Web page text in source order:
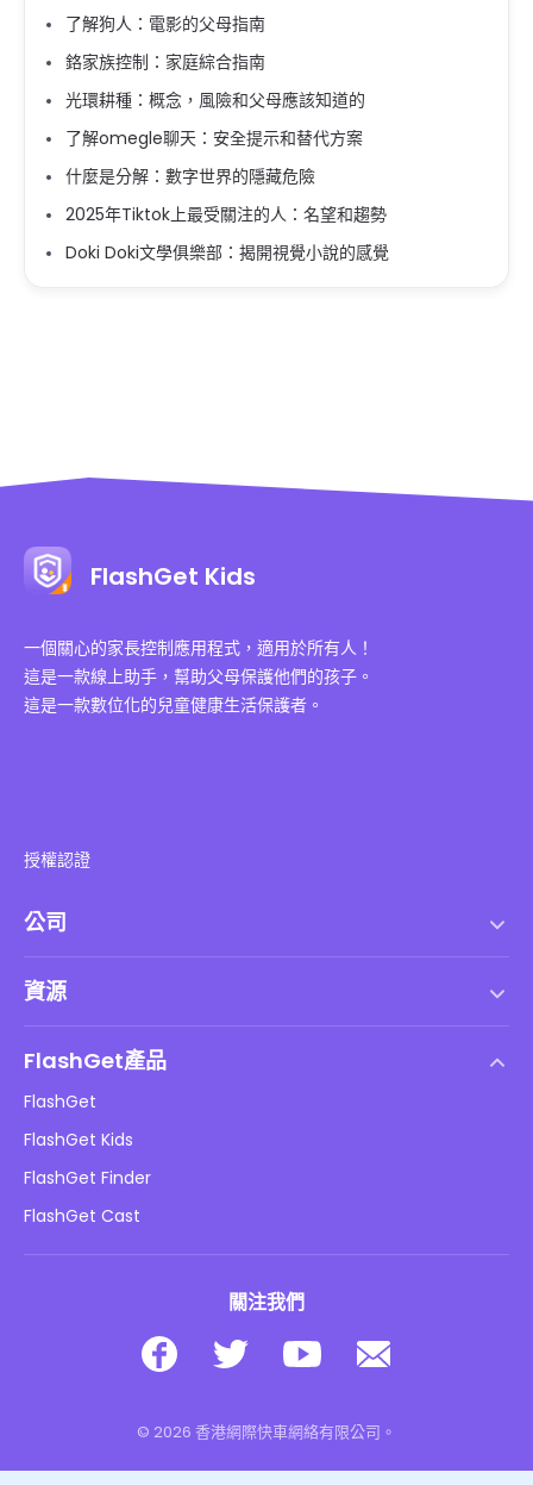
了解狗人：電影的父母指南
鉻家族控制：家庭綜合指南
光環耕種：概念，風險和父母應該知道的
了解omegle聊天：安全提示和替代方案
什麼是分解：數字世界的隱藏危險
2025年Tiktok上最受關注的人：名望和趨勢
Doki Doki文學俱樂部：揭開視覺小說的感覺
FlashGet Kids
一個關心的家長控制應用程式，適用於所有人！
這是一款線上助手，幫助父母保護他們的孩子。
這是一款數位化的兒童健康生活保護者。
授權認證
公司
DMCA 政策
隱私政策
廣告政策
不要出售我的資訊
資源
部落格
兒童在線安全
下載
FlashGet產品
FlashGet
FlashGet Kids
FlashGet Finder
FlashGet Cast
關注我們
© 2026 香港網際快車網絡有限公司。